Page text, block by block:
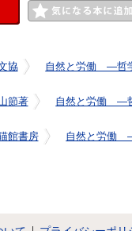
協 自然と労働 ―哲
節著 自然と労働 ―
館書房 自然と労働